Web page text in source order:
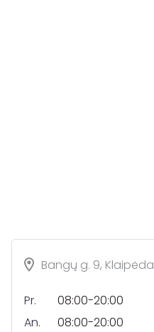
Bangų g. 9, Klaipėda
Pr.
08:00-20:00
An.
08:00-20:00